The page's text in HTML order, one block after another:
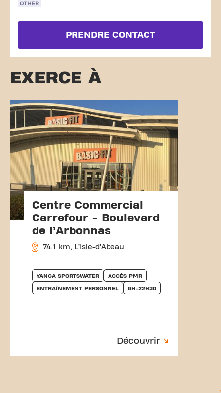
OTHER
PRENDRE CONTACT
EXERCE À
Centre Commercial
Carrefour - Boulevard
de l’Arbonnas
74.1 km, L’Isle-d’Abeau
YANGA SPORTSWATER ACCÈS PMR
ENTRAÎNEMENT PERSONNEL 6H-22H30
Découvrir